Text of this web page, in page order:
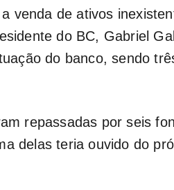
venda de ativos
do BC, Gabriel
do banco, sendo
repassadas por seis
delas teria ouvido do